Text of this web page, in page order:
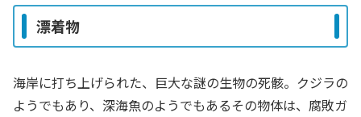
漂着物
海岸に打ち上げられた、巨大な謎の生物の死骸。クジラの
ようでもあり、深海魚のようでもあるその物体は、腐敗ガ